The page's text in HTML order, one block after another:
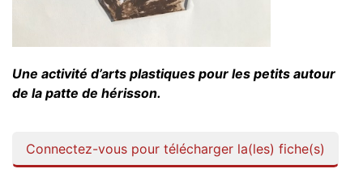
Une activité d’arts plastiques pour les petits autour
de la patte de hérisson.
Connectez-vous pour télécharger la(les) fiche(s)